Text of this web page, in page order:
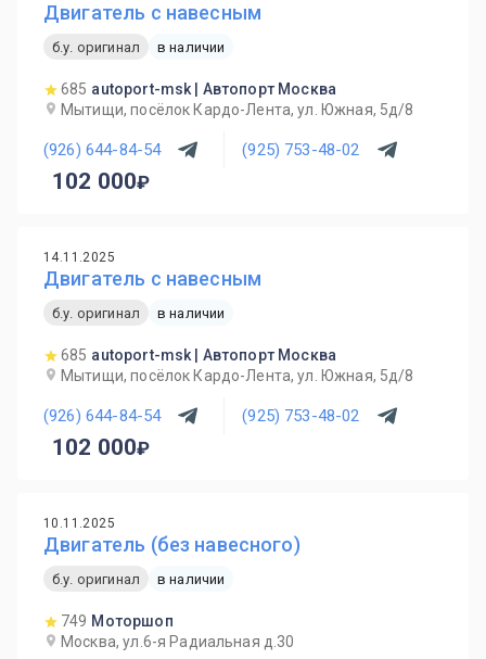
Двигатель с навесным
б.у. оригинал в наличии
685 autoport-msk | Автопорт Москва
Мытищи, посёлок Кардо-Лента, ул. Южная, 5д/8
(926) 644-84-54 (925) 753-48-02
102 000
14.11.2025
Двигатель с навесным
б.у. оригинал в наличии
685 autoport-msk | Автопорт Москва
Мытищи, посёлок Кардо-Лента, ул. Южная, 5д/8
(926) 644-84-54 (925) 753-48-02
102 000
10.11.2025
Двигатель (без навесного)
б.у. оригинал в наличии
749 Моторшоп
Москва, ул.6-я Радиальная д.30